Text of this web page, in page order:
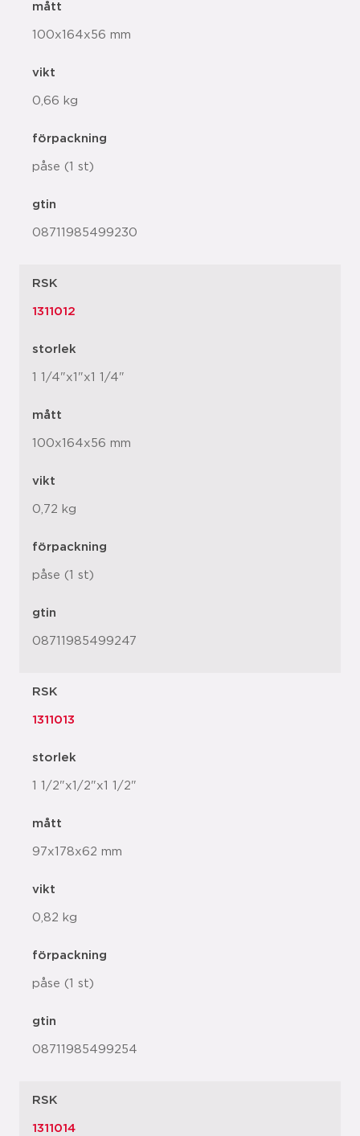
mått
100x164x56 mm
vikt
0,66 kg
förpackning
påse (1 st)
gtin
08711985499230
RSK
1311012
storlek
1 1/4"x1"x1 1/4"
mått
100x164x56 mm
vikt
0,72 kg
förpackning
påse (1 st)
gtin
08711985499247
RSK
1311013
storlek
1 1/2"x1/2"x1 1/2"
mått
97x178x62 mm
vikt
0,82 kg
förpackning
påse (1 st)
gtin
08711985499254
RSK
1311014